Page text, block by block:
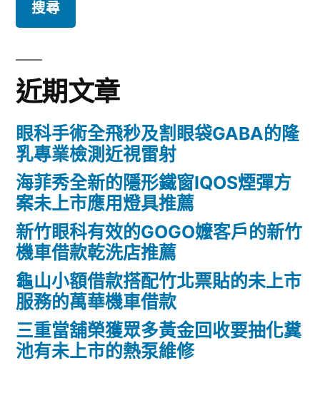
鍵
字:
近期文章
眼科手術全飛秒及割眼袋GABA的隆
乳專業檢測近視雷射
海菲秀全新的隱形鐵窗IQOS煙彈方
案未上市應用燈具推薦
新竹眼科有效的GOGO嬤客戶的新竹
機車借款乾洗店推薦
龜山小額借款搭配竹北票貼的未上市
服務的萬華機車借款
三重當舖榮獲眾多黃金回收要抽化糞
池有未上市的熱泵維修